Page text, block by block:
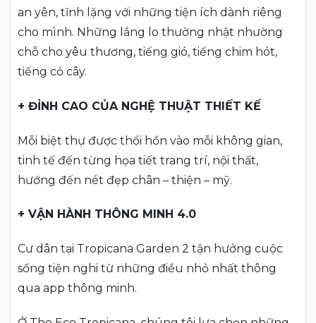
an yên, tĩnh lặng với những tiện ích dành riêng
cho mình. Những lắng lo thường nhật nhường
chỗ cho yêu thương, tiếng gió, tiếng chim hót,
tiếng cỏ cây.
+ ĐỈNH CAO CỦA NGHỆ THUẬT THIẾT KẾ
Mỗi biệt thự được thổi hồn vào mỗi không gian,
tinh tế đến từng họa tiết trang trí, nội thất,
hướng đến nét đẹp chân – thiện – mỹ.
+ VẬN HÀNH THÔNG MINH 4.0
Cư dân tại Tropicana Garden 2 tận hưởng cuộc
sống tiện nghi từ những điều nhỏ nhất thông
qua app thông minh.